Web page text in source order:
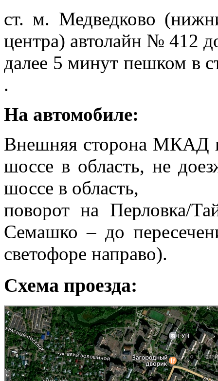
ст. м. Медведково
центра) автолайн № 412
далее 5 минут пешком в
.
На автомобиле:
Внешняя сторона МКАД
шоссе в область, не
шоссе в область,
поворот на Перловка/
Семашко – до
светофоре направо).
Схема проезда:
Мытищи
улица Селезнева 32: как доехать на автомобиле, общественным транспортом или